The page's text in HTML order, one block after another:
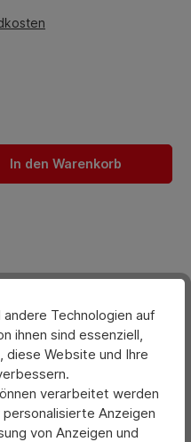
Wert ein oder
In den Warenkorb
Ohne
Druck auf weißem
d…Mehr
Technologien auf
ihnen sind essenziell,
diese Website und Ihre
verarbeitet werden
Anzeigen
von Anzeigen und